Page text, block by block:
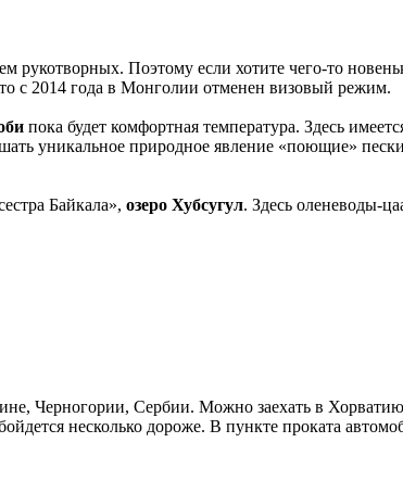
рукотворных. Поэтому если хотите чего-то
с 2014 года в Монголии отменен визовый режим.
пока будет комфортная температура. Здесь
уникальное природное явление «поющие»
Байкала», озеро Хубсугул. Здесь оленеводы-
Черногории, Сербии. Можно заехать в
несколько дороже. В пункте проката